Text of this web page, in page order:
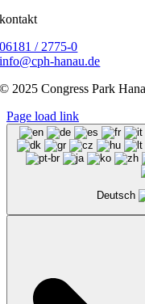
kontakt
06181 / 2775-0
info@cph-hanau.de
© 2025Congress Park
Page load link
Deutsch